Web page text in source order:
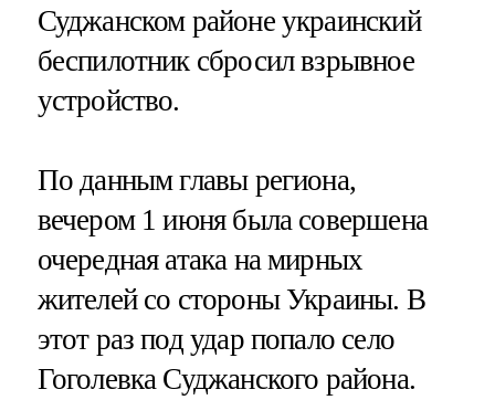
Суджанском районе украинский
беспилотник сбросил взрывное
устройство.
По данным главы региона,
вечером 1 июня была совершена
очередная атака на мирных
жителей со стороны Украины. В
этот раз под удар попало село
Гоголевка Суджанского района.